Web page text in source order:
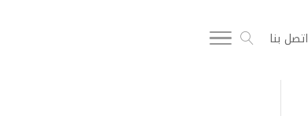
اتصل بنا